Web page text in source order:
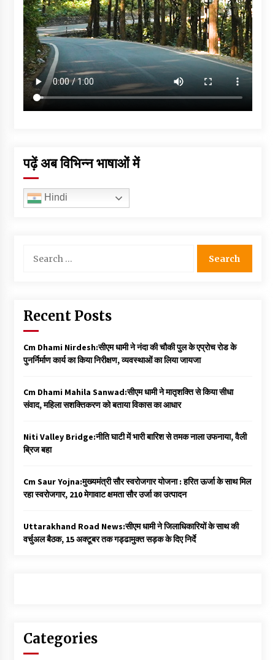
पढ़ें अब विभिन्न भाषाओं में
Hindi
for:
Recent Posts
Cm Dhami Nirdesh:सीएम धामी ने नंदा की चौकी पुल के एप्रोच रोड के
पुनर्निर्माण कार्य का किया निरीक्षण, व्यवस्थाओं का लिया जायजा
Cm Dhami Mahila Sanwad:सीएम धामी ने मातृशक्ति से किया सीधा
संवाद, महिला सशक्तिकरण को बताया विकास का आधार
Niti Valley Bridge:नीति घाटी में भारी बारिश से तमक नाला उफनाया, वैली
ब्रिज बहा
Cm Saur Yojna:मुख्यमंत्री सौर स्वरोजगार योजना : हरित ऊर्जा के साथ मिल
रहा स्वरोजगार, 210 मेगावाट क्षमता सौर उर्जा का उत्पादन
Uttarakhand Road News:सीएम धामी ने जिलाधिकारियों के साथ की
वर्चुअल बैठक, 15 अक्टूबर तक गड्ढामुक्त सड़क के दिए निर्दे
Categories